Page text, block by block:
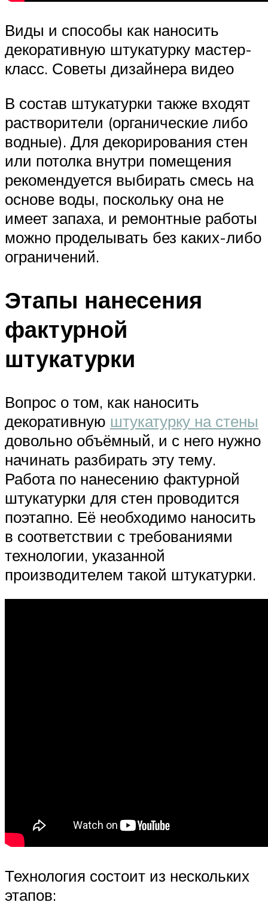
Виды и способы как наносить
декоративную штукатурку мастер-
класс. Советы дизайнера видео
В состав штукатурки также входят
растворители (органические либо
водные). Для декорирования стен
или потолка внутри помещения
рекомендуется выбирать смесь на
основе воды, поскольку она не
имеет запаха, и ремонтные работы
можно проделывать без каких-либо
ограничений.
Этапы нанесения
фактурной
штукатурки
Вопрос о том, как наносить
декоративную штукатурку на стены
довольно объёмный, и с него нужно
начинать разбирать эту тему.
Работа по нанесению фактурной
штукатурки для стен проводится
поэтапно. Её необходимо наносить
в соответствии с требованиями
технологии, указанной
производителем такой штукатурки.
Технология состоит из нескольких
этапов: